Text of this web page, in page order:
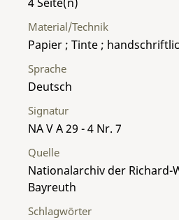
Material/Technik
Papier ; Tinte ;
Sprache
Deutsch
Signatur
NA V A 29 - 4 Nr. 7
Quelle
Nationalarchiv der Richard-
Bayreuth
Schlagwörter